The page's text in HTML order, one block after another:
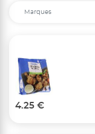
4.25 €